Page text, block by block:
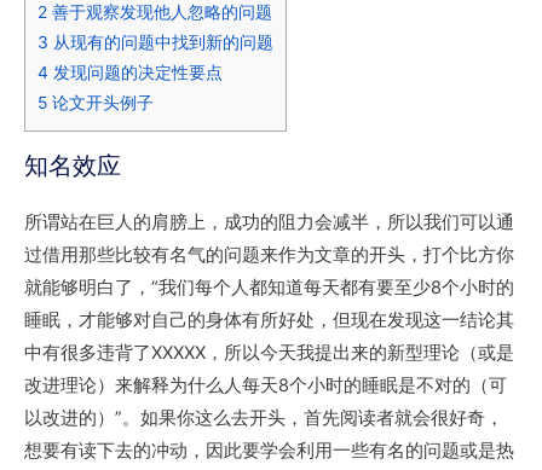
2 善于观察发现他人忽略的问题
3 从现有的问题中找到新的问题
4 发现问题的决定性要点
5 论文开头例子
知名效应
所谓站在巨人的肩膀上，成功的阻力会减半，所以我们可以通
过借用那些比较有名气的问题来作为文章的开头，打个比方你
就能够明白了，“我们每个人都知道每天都有要至少8个小时的
睡眠，才能够对自己的身体有所好处，但现在发现这一结论其
中有很多违背了XXXXX，所以今天我提出来的新型理论（或是
改进理论）来解释为什么人每天8个小时的睡眠是不对的（可
以改进的）”。如果你这么去开头，首先阅读者就会很好奇，
想要有读下去的冲动，因此要学会利用一些有名的问题或是热